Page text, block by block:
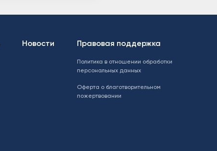
Новости Правовая поддержка
Политика в отношении обработки
персональных данных
Оферта о благотворительном
пожертвовании